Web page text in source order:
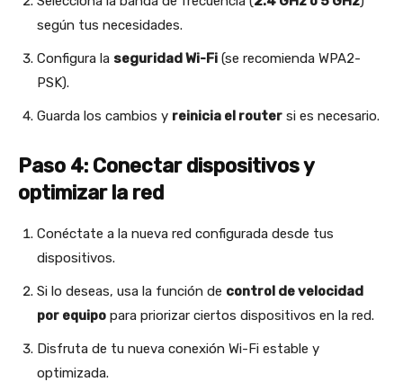
según tus necesidades.
Configura la seguridad Wi-Fi (se recomienda WPA2-
PSK).
Guarda los cambios y reinicia el router si es necesario.
Paso 4: Conectar dispositivos y
optimizar la red
Conéctate a la nueva red configurada desde tus
dispositivos.
Si lo deseas, usa la función de control de velocidad
por equipo para priorizar ciertos dispositivos en la red.
Disfruta de tu nueva conexión Wi-Fi estable y
optimizada.